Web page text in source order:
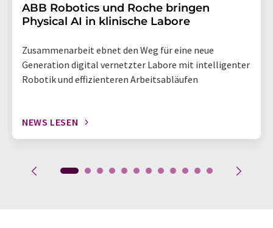
​​​​​​​ABB Robotics und Roche bringen
Physical AI in klinische Labore
Zusammenarbeit ebnet den Weg für eine neue
Generation digital vernetzter Labore mit intelligenter
Robotik und effizienteren Arbeitsabläufen
NEWS LESEN